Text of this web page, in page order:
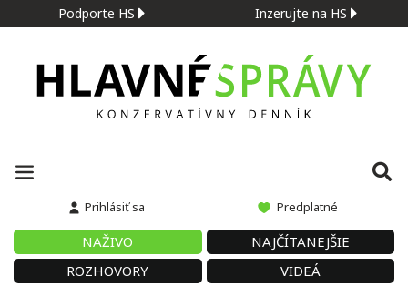
Podporte HS Inzerujte na HS
Prihlásiť sa Predplatné
NAŽIVO
NAJČÍTANEJŠIE
ROZHOVORY
VIDEÁ